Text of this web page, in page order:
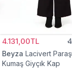
4.131,00TL
Beyza Lacivert
Kumaş Giyçık Kap